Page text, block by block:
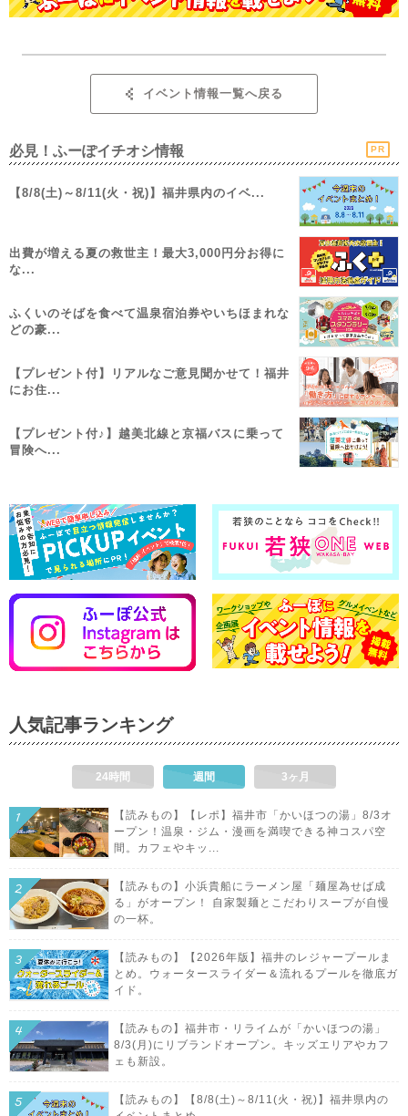
イベント情報一覧へ戻る
必見！ふーぽイチオシ情報 PR
【8/8(土)～8/11(火・祝)】福井県内のイベ...
出費が増える夏の救世主！最大3,000円分お得に
な...
ふくいのそばを食べて温泉宿泊券やいちほまれな
どの豪...
【プレゼント付】リアルなご意見聞かせて！福井
にお住...
【プレゼント付♪】越美北線と京福バスに乗って
冒険へ...
人気記事ランキング
24時間 週間 3ヶ月
【読みもの】【レポ】福井市「かいほつの湯」8/3オ
ープン！温泉・ジム・漫画を満喫できる神コスパ空
間。カフェやキッ...
【読みもの】小浜貴船にラーメン屋「麺屋為せば成
る」がオープン！ 自家製麺とこだわりスープが自慢
の一杯。
【読みもの】【2026年版】福井のレジャープールま
とめ。ウォータースライダー＆流れるプールを徹底ガ
イド。
【読みもの】福井市・リライムが「かいほつの湯」
8/3(月)にリブランドオープン。キッズエリアやカフ
ェも新設。
【読みもの】【8/8(土)～8/11(火・祝)】福井県内の